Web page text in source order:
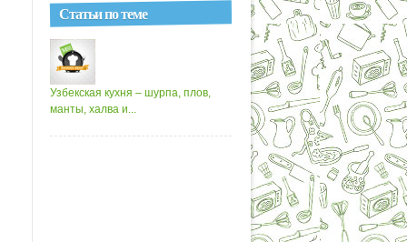
Статьи по теме
Узбекская кухня – шурпа, плов,
манты, халва и...